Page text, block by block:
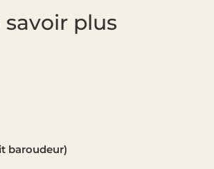
baroudeur)
savoir plus